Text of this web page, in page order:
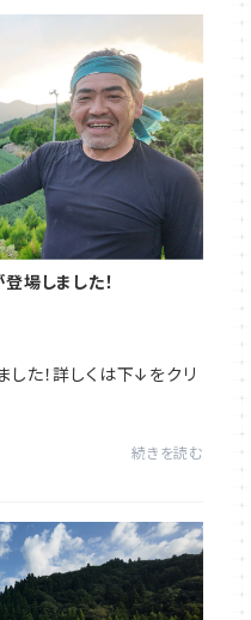
場しました！
た！詳しくは下↓をクリ
続きを読む